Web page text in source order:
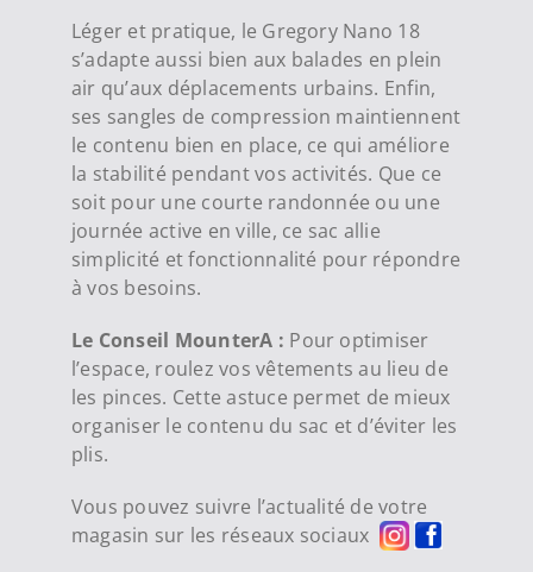
Léger et pratique, le Gregory Nano 18
s’adapte aussi bien aux balades en plein
air qu’aux déplacements urbains. Enfin,
ses sangles de compression maintiennent
le contenu bien en place, ce qui améliore
la stabilité pendant vos activités. Que ce
soit pour une courte randonnée ou une
journée active en ville, ce sac allie
simplicité et fonctionnalité pour répondre
à vos besoins.
Le Conseil MounterA : Pour optimiser
l’espace, roulez vos vêtements au lieu de
les pinces. Cette astuce permet de mieux
organiser le contenu du sac et d’éviter les
plis.
Vous pouvez suivre l’actualité de votre
magasin sur les réseaux sociaux